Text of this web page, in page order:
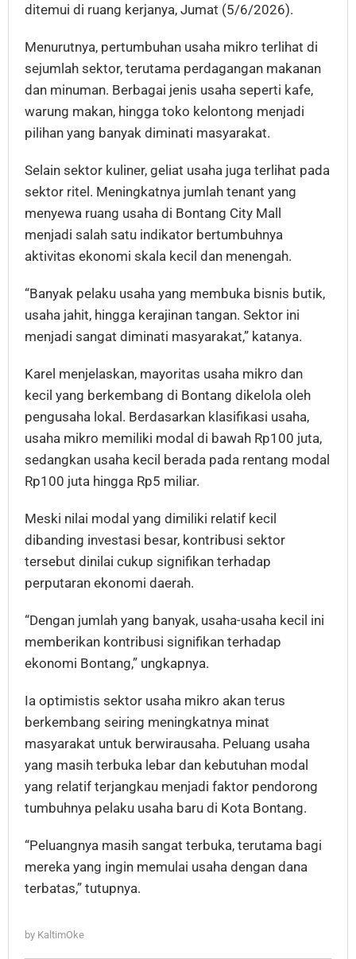
ditemui di ruang kerjanya, Jumat (5/6/2026).
Menurutnya, pertumbuhan usaha mikro terlihat di
sejumlah sektor, terutama perdagangan makanan
dan minuman. Berbagai jenis usaha seperti kafe,
warung makan, hingga toko kelontong menjadi
pilihan yang banyak diminati masyarakat.
Selain sektor kuliner, geliat usaha juga terlihat pada
sektor ritel. Meningkatnya jumlah tenant yang
menyewa ruang usaha di Bontang City Mall
menjadi salah satu indikator bertumbuhnya
aktivitas ekonomi skala kecil dan menengah.
“Banyak pelaku usaha yang membuka bisnis butik,
usaha jahit, hingga kerajinan tangan. Sektor ini
menjadi sangat diminati masyarakat,” katanya.
Karel menjelaskan, mayoritas usaha mikro dan
kecil yang berkembang di Bontang dikelola oleh
pengusaha lokal. Berdasarkan klasifikasi usaha,
usaha mikro memiliki modal di bawah Rp100 juta,
sedangkan usaha kecil berada pada rentang modal
Rp100 juta hingga Rp5 miliar.
Meski nilai modal yang dimiliki relatif kecil
dibanding investasi besar, kontribusi sektor
tersebut dinilai cukup signifikan terhadap
perputaran ekonomi daerah.
“Dengan jumlah yang banyak, usaha-usaha kecil ini
memberikan kontribusi signifikan terhadap
ekonomi Bontang,” ungkapnya.
Ia optimistis sektor usaha mikro akan terus
berkembang seiring meningkatnya minat
masyarakat untuk berwirausaha. Peluang usaha
yang masih terbuka lebar dan kebutuhan modal
yang relatif terjangkau menjadi faktor pendorong
tumbuhnya pelaku usaha baru di Kota Bontang.
“Peluangnya masih sangat terbuka, terutama bagi
mereka yang ingin memulai usaha dengan dana
terbatas,” tutupnya.
by KaltimOke